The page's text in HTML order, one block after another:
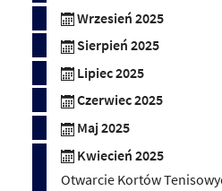
Wrzesień 2025
Sierpień 2025
Lipiec 2025
Czerwiec 2025
Maj 2025
Kwiecień 2025
Otwarcie Kortów